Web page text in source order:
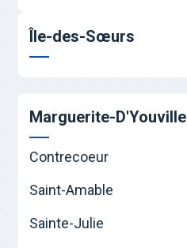
Île-des-Sœurs
Marguerite-D'Youville
Contrecoeur
Saint-Amable
Sainte-Julie